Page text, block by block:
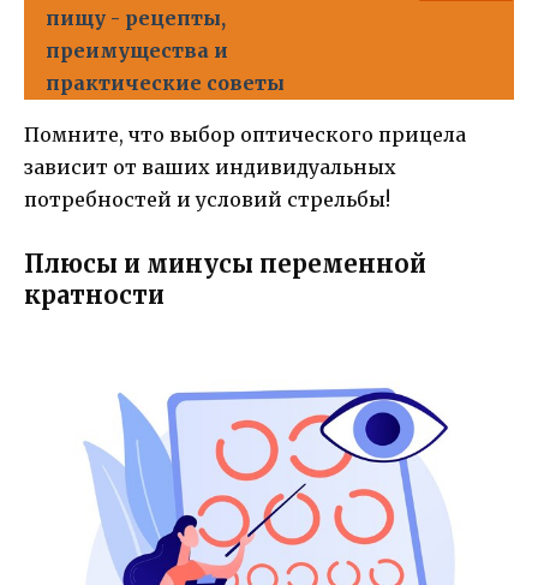
пищу - рецепты,
преимущества и
практические советы
Помните, что выбор оптического прицела
зависит от ваших индивидуальных
потребностей и условий стрельбы!
Плюсы и минусы переменной
кратности